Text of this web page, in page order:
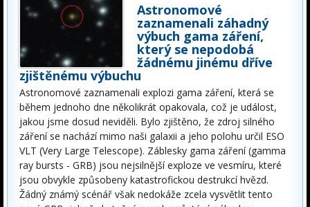
Astronomové
zaznamenali záhadný
výbuch gama záření,
který se nepodobá
žádnému jinému dříve
zjištěnému výbuchu
Astronomové zaznamenali explozi gama záření, která se
během jednoho dne několikrát opakovala, což je událost,
jakou jsme dosud neviděli. Bylo zjištěno, že zdroj silného
záření se nachází mimo naši galaxii a jeho polohu určil ESO
VLT (Very Large Telescope). Záblesky gama záření (gamma
ray bursts - GRB) jsou nejsilnější exploze ve vesmíru, které
jsou obvykle způsobeny katastrofickou destrukcí hvězd.
Žádný známý scénář však nedokáže zcela vysvětlit tento